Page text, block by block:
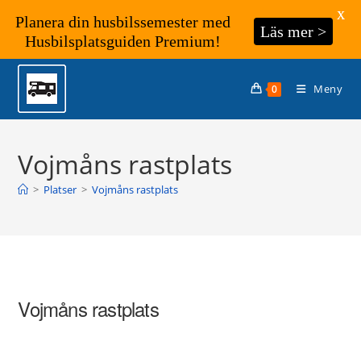
Hoppa
innehållet
0 Meny
Vojmåns rastplats
> Platser > Vojmåns rastplats
Vojmåns rastplats
Planera din husbilssemester med
Husbilsplatsguiden Premium!
Läs mer >
X